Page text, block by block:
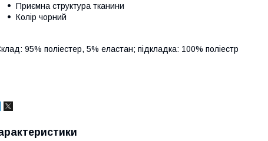
Приємна структура тканини
Колір чорний
95% поліестер, 5% еластан; підкладка: 100% поліестр